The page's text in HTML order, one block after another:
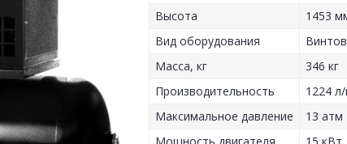
Высота
1453
Вид оборудования
Масса, кг
346 кг
Производительность
1224
Максимальное давление
13 атм